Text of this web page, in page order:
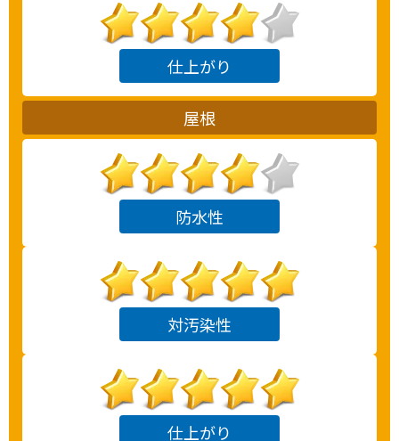
仕上がり
屋根
防水性
対汚染性
仕上がり